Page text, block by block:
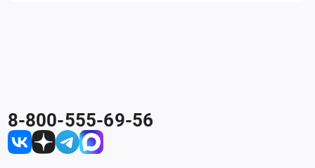
8-800-555-69-56